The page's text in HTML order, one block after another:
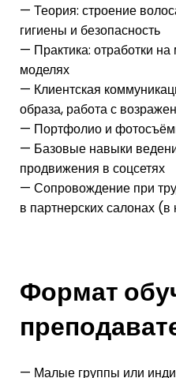
— Теория: строение
гигиены и безопасность
— Практика: отработки
моделях
— Клиентская
образа, работа с
— Портфолио и
— Базовые навыки
продвижения в соцсетях
— Сопровождение при
в партнерских салонах
Формат
— Малые группы или